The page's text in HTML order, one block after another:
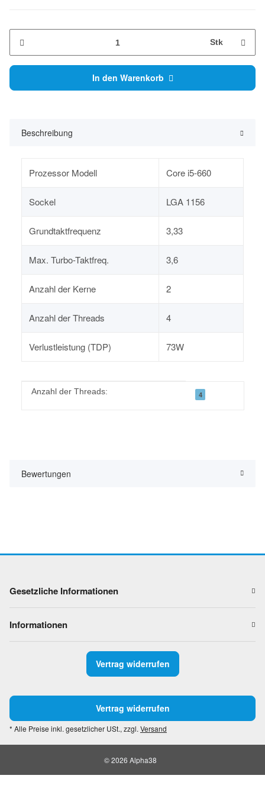
Stk
In den Warenkorb
Beschreibung
Prozessor Modell Core i5-660
Sockel LGA 1156
Grundtaktfrequenz 3,33
Max. Turbo-Taktfreq. 3,6
Anzahl der Kerne 2
Anzahl der Threads 4
Verlustleistung (TDP) 73W
Produkteigenschaft
Wert
Anzahl der Threads: 4
Bewertungen
Gesetzliche Informationen
Informationen
Vertrag widerrufen
Vertrag widerrufen
* Alle Preise inkl. gesetzlicher USt., zzgl. Versand
© 2026 Alpha38